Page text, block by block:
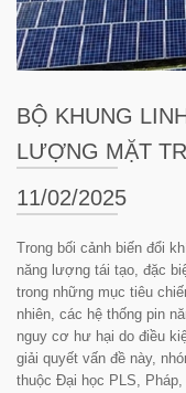
BỘ KHUNG
LƯỢNG MẶT
11/02/2025
Trong bối cảnh biến đổi
năng lượng tái tạo, đặc
trong những mục tiêu
nhiên, các hệ thống pin
nguy cơ hư hại do điều
giải quyết vấn đề này,
thuộc Đại học PLS,